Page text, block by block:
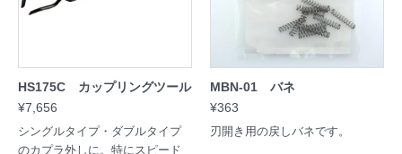
HS175C カップリングツール
¥7,656
シングルタイプ・ダブルタイプ
のカプラ外しに。特にスピード
MBN-01 バネ
¥363
刃開き用の戻しバネです。